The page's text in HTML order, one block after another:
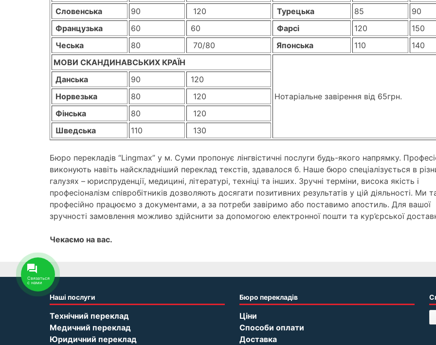
Связаться
с нами
Словенська
90 120 Турецька 85
90
Французька
60 60 Фарсі 120
150
Чеська
80 70/80 Японська 110
140
МОВИ СКАНДИНАВСЬКИХ КРАЇН
Нотаріальне завірення від 65грн.
Данська 90
120
Норвезька
80
120
Фінська
80
120
Шведська
110 130
Бюро перекладів “Lingmax” у м. Суми пропонує лінгвістичні послуги будь-якого напрямку.
виконують навіть найскладніший переклад текстів, здавалося б. Наше бюро спеціалізується в
галузях – юриспруденції, медицині, літературі, техніці та інших. Зручні терміни, висока якість і
професіоналізм співробітників дозволяють досягати позитивних результатів у цій діяльності. Ми
професійно працюємо з документами, а за потреби завіримо або поставимо апостиль. Для вашої
зручності замовлення можливо здійснити за допомогою електронної пошти та кур’єрської
Чекаємо на вас.
Наші послуги
Технічний переклад
Медичний переклад
Юридичний переклад
Бюро перекладів
Ціни
Способи оплати
Доставка